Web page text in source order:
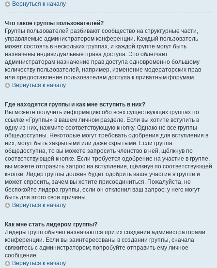
Вернуться к началу
Что такое группы пользователей?
Группы пользователей разбивают сообщество на структурные части,
управляемые администратором конференции. Каждый пользователь
может состоять в нескольких группах, и каждой группе могут быть
назначены индивидуальные права доступа. Это облегчает
администраторам назначение прав доступа одновременно большому
количеству пользователей, например, изменение модераторских прав
или предоставление пользователям доступа к приватным форумам.
Вернуться к началу
Где находятся группы и как мне вступить в них?
Вы можете получить информацию обо всех существующих группах по
ссылке «Группы» в вашем личном разделе. Если вы хотите вступить в
одну из них, нажмите соответствующую кнопку. Однако не все группы
общедоступны. Некоторые могут требовать одобрения для вступления в
них, могут быть закрытыми или даже скрытыми. Если группа
общедоступна, то вы можете запросить членство в ней, щёлкнув по
соответствующей кнопке. Если требуется одобрение на участие в группе,
вы можете отправить запрос на вступление, щёлкнув по соответствующей
кнопке. Лидер группы должен будет одобрить ваше участие в группе и
может спросить, зачем вы хотите присоединиться. Пожалуйста, не
беспокойте лидера группы, если он отклонил ваш запрос; у него могут
быть для этого свои причины.
Вернуться к началу
Как мне стать лидером группы?
Лидеры групп обычно назначаются при их создании администраторами
конференции. Если вы заинтересованы в создании группы, сначала
свяжитесь с администратором; попробуйте отправить ему личное
сообщение.
Вернуться к началу